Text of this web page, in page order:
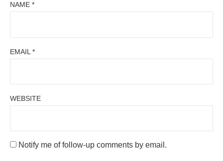
NAME *
EMAIL *
WEBSITE
Notify me of follow-up comments by email.